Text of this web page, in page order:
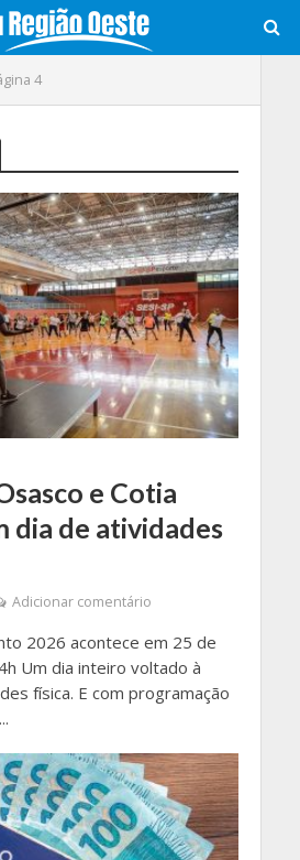
4
e Cotia
dia de atividades
Adicionar comentário
2026 acontece em 25 de
Um dia inteiro voltado à
física. E com programação